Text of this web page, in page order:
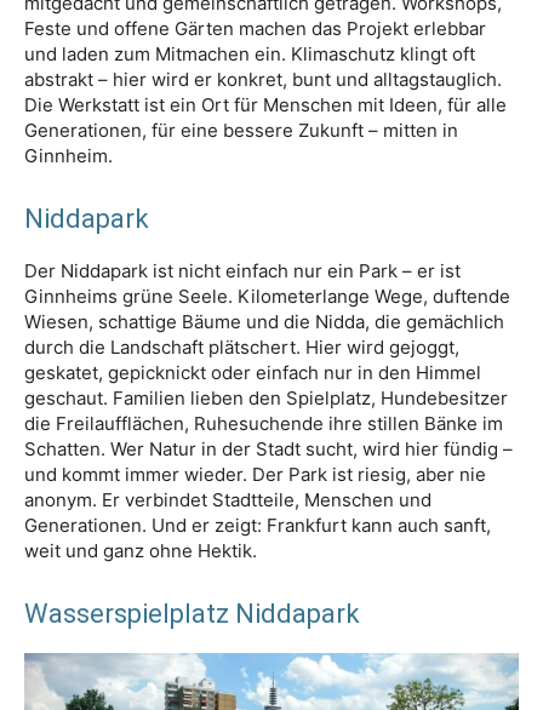
Feste und offene Gärten machen das Projekt erlebbar
und laden zum Mitmachen ein. Klimaschutz klingt oft
abstrakt – hier wird er konkret, bunt und alltagstauglich.
Die Werkstatt ist ein Ort für Menschen mit Ideen, für alle
Generationen, für eine bessere Zukunft – mitten in
Ginnheim.
Niddapark
Der Niddapark ist nicht einfach nur ein Park – er ist
Ginnheims grüne Seele. Kilometerlange Wege, duftende
Wiesen, schattige Bäume und die Nidda, die gemächlich
durch die Landschaft plätschert. Hier wird gejoggt,
geskatet, gepicknickt oder einfach nur in den Himmel
geschaut. Familien lieben den Spielplatz, Hundebesitzer
die Freilaufflächen, Ruhesuchende ihre stillen Bänke im
Schatten. Wer Natur in der Stadt sucht, wird hier fündig –
und kommt immer wieder. Der Park ist riesig, aber nie
anonym. Er verbindet Stadtteile, Menschen und
Generationen. Und er zeigt: Frankfurt kann auch sanft,
weit und ganz ohne Hektik.
Wasserspielplatz Niddapark